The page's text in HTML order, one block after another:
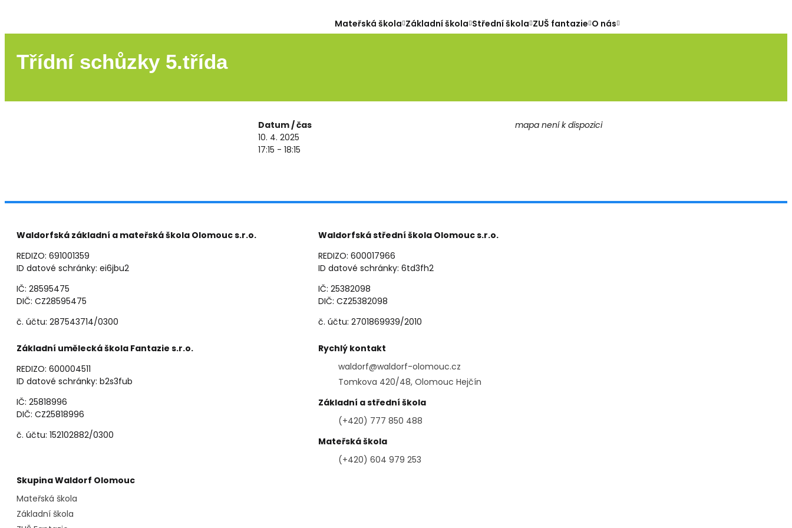
Mateřská škola Základní škola Střední škola ZUŠ fantazie O nás
Třídní schůzky 5.třída
mapa není k dispozici
Datum / čas
10. 4. 2025
17:15 - 18:15
Waldorfská základní a mateřská škola Olomouc s.r.o.
REDIZO: 691001359
ID datové schránky: ei6jbu2
IČ: 28595475
DIČ: CZ28595475
č. účtu: 287543714/0300
Waldorfská střední škola Olomouc s.r.o.
REDIZO: 600017966
ID datové schránky: 6td3fh2
IČ: 25382098
DIČ: CZ25382098
č. účtu: 2701869939/2010
Základní umělecká škola Fantazie s.r.o.
REDIZO: 600004511
ID datové schránky: b2s3fub
IČ: 25818996
DIČ: CZ25818996
č. účtu: 152102882/0300
Rychlý kontakt
waldorf@waldorf-olomouc.cz
Tomkova 420/48, Olomouc Hejčín
Základní a střední škola
(+420) 777 850 488
Mateřská škola
(+420) 604 979 253
Skupina Waldorf Olomouc
Mateřská škola
Základní škola